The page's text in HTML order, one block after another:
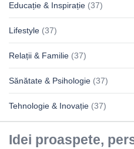
Educație & Inspirație (37)
Lifestyle (37)
Relații & Familie (37)
Sănătate & Psihologie (37)
Tehnologie & Inovație (37)
Idei proaspete,